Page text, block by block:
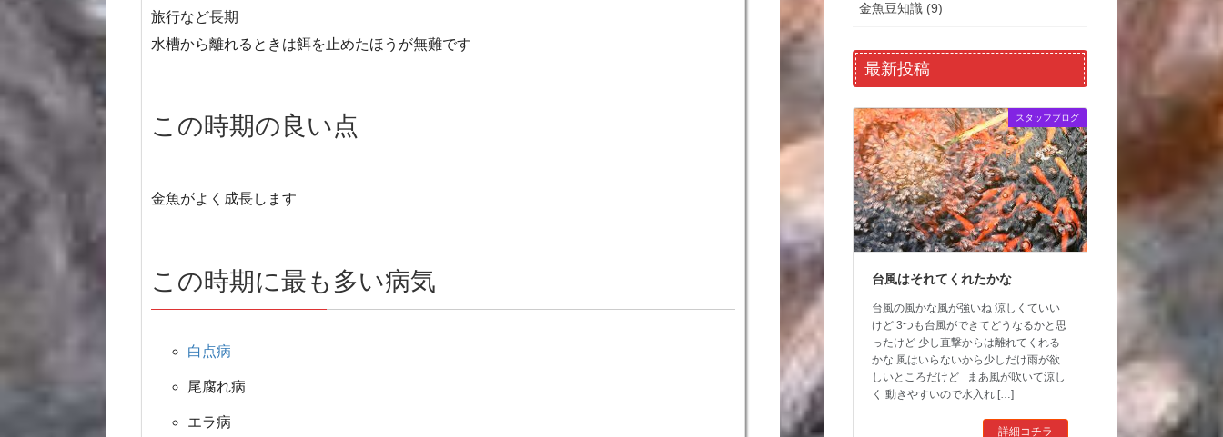
旅行など長期
水槽から離れるときは餌を止めたほうが無難です
この時期の良い点
金魚がよく成長します
この時期に最も多い病気
白点病
尾腐れ病
エラ病
金魚豆知識 (9)
最新投稿
スタッフブログ
台風はそれてくれたかな
台風の風かな風が強いね 涼しくていい
けど 3つも台風ができてどうなるかと思
ったけど 少し直撃からは離れてくれる
かな 風はいらないから少しだけ雨が欲
しいところだけど まあ風が吹いて涼し
く 動きやすいので水入れ […]
詳細コチラ